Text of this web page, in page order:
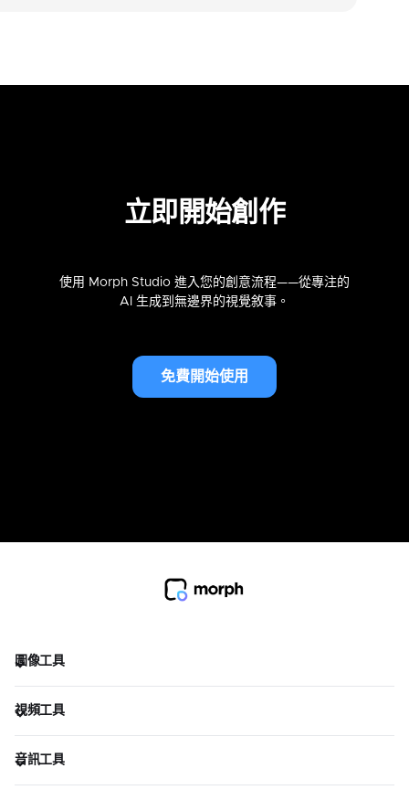
立即開始創作
使用 Morph Studio 進入您的創意流程——從專注的
AI 生成到無邊界的視覺敘事。
免費開始使用
圖像工具
視頻工具
音訊工具